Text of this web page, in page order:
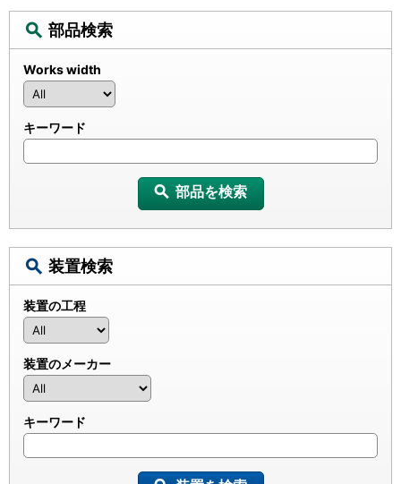
部品検索
Works width
キーワード
部品を検索
装置検索
装置の工程
装置のメーカー
キーワード